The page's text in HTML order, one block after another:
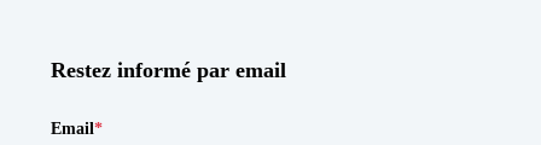
Restez informé par email
Email*